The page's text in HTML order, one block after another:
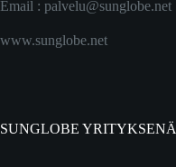
Email : palvelu@sunglobe.net
www.sunglobe.net
SUNGLOBE YRITYKSENÄ